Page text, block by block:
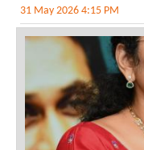
31 May 2026 4:15 PM